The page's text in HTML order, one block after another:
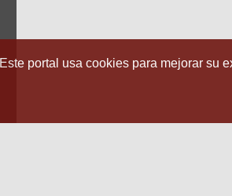
Este portal usa cookies para mejorar su